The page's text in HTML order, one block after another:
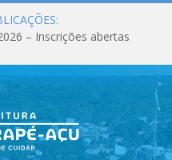
– Inscrições abertas